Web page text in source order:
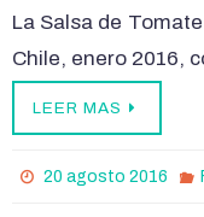
La Salsa de
Chile, enero 2016,
LEER MAS
20 agosto 2016